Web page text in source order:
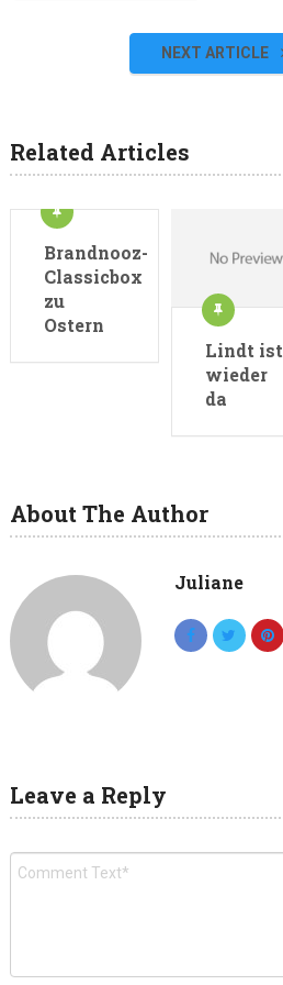
NEXT ARTICLE
Related Articles
Brandnooz-
Classicbox
zu
Ostern
Lindt ist
wieder
da
About The Author
Juliane
Leave a Reply